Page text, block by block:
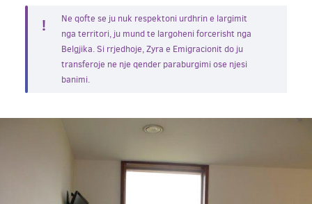
Ne qofte se ju nuk respektoni urdhrin e largimit
nga territori, ju mund te largoheni forcerisht nga
Belgjika. Si rrjedhoje, Zyra e Emigracionit do ju
transferoje ne nje qender paraburgimi ose njesi
banimi.